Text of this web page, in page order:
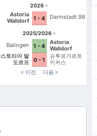
2026
Astoria
Walldorf
1 - 4 Darmstadt 98
2025/2026
Balingen 1 - 4
Astoria
Walldorf
토리아 발
도르프
0 - 1
슈투르가르트
키커스
이전
다음